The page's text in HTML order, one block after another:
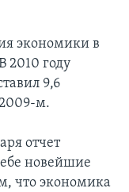
экономики в
2010 году
9,6
м.
отчет
новейшие
что экономика